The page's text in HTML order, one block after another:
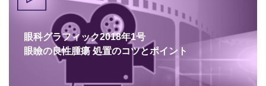
眼科グラフィック2018年1号
眼瞼の良性腫瘍 処置のコツとポイント